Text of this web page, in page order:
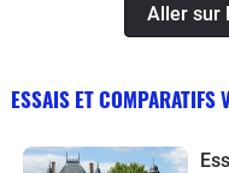
Aller sur
ESSAIS ET COMPARATIFS